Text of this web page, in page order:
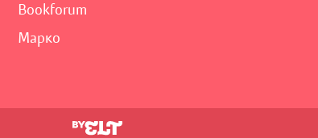
Bookforum
Марко